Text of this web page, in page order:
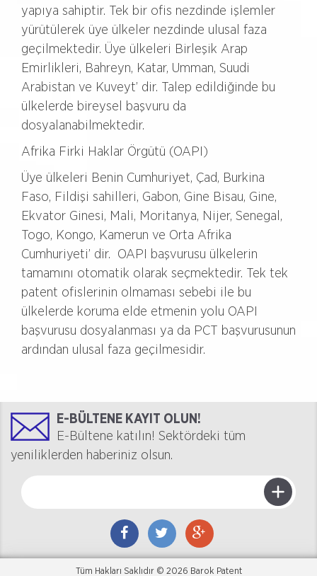
yapıya sahiptir. Tek bir ofis nezdinde işlemler
yürütülerek üye ülkeler nezdinde ulusal faza
geçilmektedir. Üye ülkeleri Birleşik Arap
Emirlikleri, Bahreyn, Katar, Umman, Suudi
Arabistan ve Kuveyt’ dir. Talep edildiğinde bu
ülkelerde bireysel başvuru da
dosyalanabilmektedir.
Afrika Firki Haklar Örgütü (OAPI)
Üye ülkeleri Benin Cumhuriyet, Çad, Burkina
Faso, Fildişi sahilleri, Gabon, Gine Bisau, Gine,
Ekvator Ginesi, Mali, Moritanya, Nijer, Senegal,
Togo, Kongo, Kamerun ve Orta Afrika
Cumhuriyeti’ dir. OAPI başvurusu ülkelerin
tamamını otomatik olarak seçmektedir. Tek tek
patent ofislerinin olmaması sebebi ile bu
ülkelerde koruma elde etmenin yolu OAPI
başvurusu dosyalanması ya da PCT başvurusunun
ardından ulusal faza geçilmesidir.
E-BÜLTENE KAYIT OLUN!
E-Bültene katılın! Sektördeki tüm
yeniliklerden haberiniz olsun.
Tüm Hakları Saklıdır © 2026 Barok Patent